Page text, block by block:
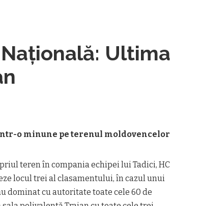
Ultima
într-o minune pe terenul moldovencelor
teren în compania echipei lui Tadici, HC
locul trei al clasamentului, în cazul unui
dominat cu autoritate toate cele 60 de